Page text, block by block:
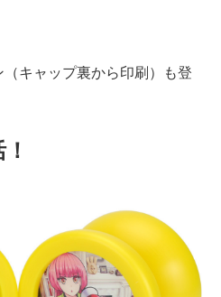
キャップ裏から印刷）も登